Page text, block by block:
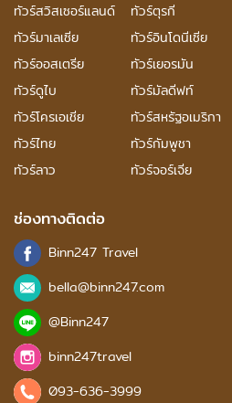
ทัวร์สวิสเซอร์แลนด์
ทัวร์ตุรกี
ทัวร์มาเลเซีย
ทัวร์อินโดนีเซีย
ทัวร์ออสเตรีย
ทัวร์เยอรมัน
ทัวร์ดูไบ
ทัวร์มัลดีฟท์
ทัวร์โครเอเชีย
ทัวร์สหรัฐอเมริกา
ทัวร์ไทย
ทัวร์กัมพูชา
ทัวร์ลาว
ทัวร์จอร์เจีย
ช่องทางติดต่อ
Binn247 Travel
bella@binn247.com
@Binn247
binn247travel
093-636-3999